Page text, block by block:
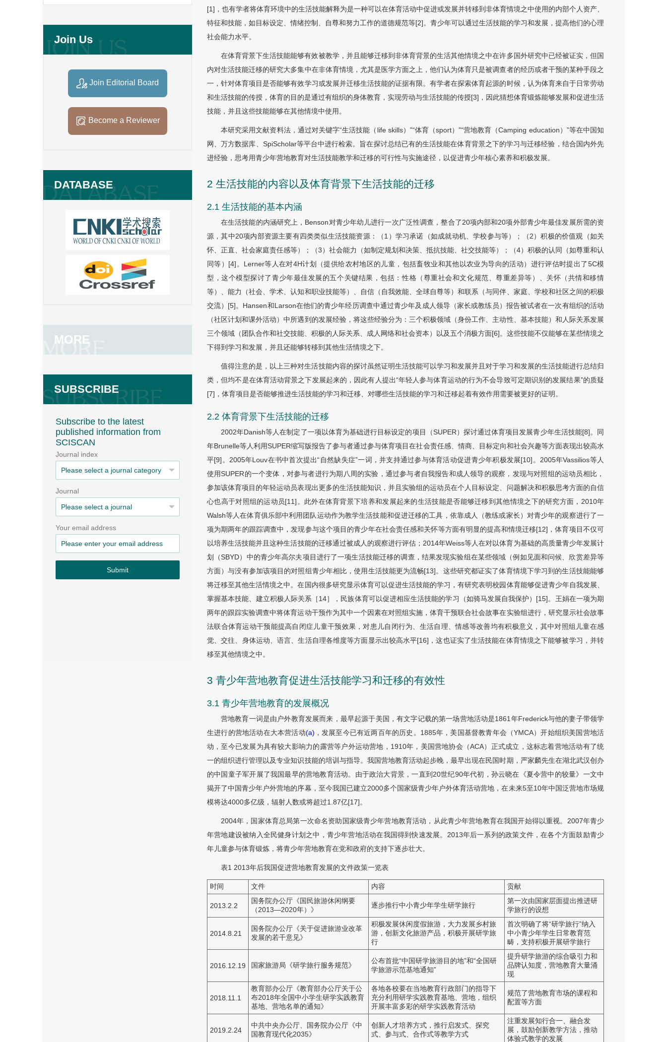
Join Us
Join Editorial Board
Become a Reviewer
DATABASE
MORE
SUBSCRIBE
Subscribe to the latest
published information from
SCISCAN
Journal index
Journal
Your email address
Submit
[1]，也有学者将体育环境中的生活技能解释为是一种可以在体育活动中促进或发展并转移到非体育情境之中使用的内部个人资产、
特征和技能，如目标设定、情绪控制、自尊和努力工作的道德规范等[2]。青少年可以通过生活技能的学习和发展，提高他们的心理
社会能力水平。
在体育背景下生活技能能够有效被教学，并且能够迁移到非体育背景的生活其他情境之中在许多国外研究中已经被证实，但国
内对生活技能迁移的研究大多集中在非体育情境，尤其是医学方面之上，他们认为体育只是被调查者的经历或者干预的某种手段之
一，针对体育项目是否能够有效学习或发展并迁移生活技能的证据有限。有学者在探索体育起源的时候，认为体育来自于日常劳动
和生活技能的传授，体育的目的是通过有组织的身体教育，实现劳动与生活技能的传授[3]，因此猜想体育锻炼能够发展和促进生活
技能，并且这些技能能够在其他情境中使用。
本研究采用文献资料法，通过对关键字“生活技能（life skills）”“体育（sport）”“营地教育（Camping education）”等在中国知
网、万方数据库、SpiScholar等平台中进行检索。旨在探讨总结已有的生活技能在体育背景之下的学习与迁移经验，结合国内外先
进经验，思考用青少年营地教育对生活技能教学和迁移的可行性与实施途径，以促进青少年核心素养和积极发展。
2 生活技能的内容以及体育背景下生活技能的迁移
2.1 生活技能的基本内涵
在生活技能的内涵研究上，Benson对青少年幼儿进行一次广泛性调查，整合了20项内部和20项外部青少年最佳发展所需的资
源，其中20项内部资源主要有四类类似生活技能资源：（1）学习承诺（如成就动机、学校参与等）；（2）积极的价值观（如关
怀、正直、社会家庭责任感等）；（3）社会能力（如制定规划和决策、抵抗技能、社交技能等）；（4）积极的认同（如尊重和认
同等）[4]。Lerner等人在对4H计划（提供给农村地区的儿童，包括畜牧业和其他以农业为导向的活动）进行评估时提出了5C模
型，这个模型探讨了青少年最佳发展的五个关键结果，包括：性格（尊重社会和文化规范、尊重差异等）、关怀（共情和移情
等）、能力（社会、学术、认知和职业技能等）、自信（自我效能、全球自尊等）和联系（与同伴、家庭、学校和社区之间的积极
交流）[5]。Hansen和Larson在他们的青少年经历调查中通过青少年及成人领导（家长或教练员）报告被试者在一次有组织的活动
（社区计划和课外活动）中所遇到的发展经验，将这些经验分为：三个积极领域（身份工作、主动性、基本技能）和人际关系发展
三个领域（团队合作和社交技能、积极的人际关系、成人网络和社会资本）以及五个消极方面[6]。这些技能不仅能够在某些情境之
下得到学习和发展，并且还能够转移到其他生活情境之下。
值得注意的是，以上三种对生活技能内容的探讨虽然证明生活技能可以学习和发展并且对于学习和发展的生活技能进行总结归
类，但均不是在体育活动背景之下发展起来的，因此有人提出“年轻人参与体育运动的行为不会导致可定期识别的发展结果”的质疑
[7]，体育项目是否能够推进生活技能的学习和迁移、对哪些生活技能的学习和迁移起着有效作用需要被更好的证明。
2.2 体育背景下生活技能的迁移
2002年Danish等人在制定了一项以体育为基础进行目标设定的项目（SUPER）探讨通过体育项目发展青少年生活技能[8]。同
年Brunelle等人利用SUPER缩写版报告了参与者通过参与体育项目在社会责任感、情商、目标定向和社会兴趣等方面表现出较高水
平[9]。2005年Louv在书中首次提出“自然缺失症”一词，并支持通过参与体育活动促进青少年积极发展[10]。2005年Vassilios等人
使用SUPER的一个变体，对参与者进行为期八周的实验，通过参与者自我报告和成人领导的观察，发现与对照组的运动员相比，
参加该体育项目的年轻运动员表现出更多的生活技能知识，并且实验组的运动员在个人目标设定、问题解决和积极思考方面的自信
心也高于对照组的运动员[11]。此外在体育背景下培养和发展起来的生活技能是否能够迁移到其他情境之下的研究方面，2010年
Walsh等人在体育俱乐部中利用团队运动作为教学生活技能和促进迁移的工具，依靠成人（教练或家长）对青少年的观察进行了一
项为期两年的跟踪调查中，发现参与这个项目的青少年在社会责任感和关怀等方面有明显的提高和情境迁移[12]，体育项目不仅可
以培养生活技能并且这种生活技能的迁移通过被成人的观察进行评估；2014年Weiss等人在对以体育为基础的高质量青少年发展计
划（SBYD）中的青少年高尔夫项目进行了一项生活技能迁移的调查，结果发现实验组在某些领域（例如见面和问候、欣赏差异等
方面）与没有参加该项目的对照组青少年相比，使用生活技能更为流畅[13]。这些研究都证实了体育情境下学习到的生活技能能够
将迁移至其他生活情境之中。在国内很多研究显示体育可以促进生活技能的学习，有研究表明校园体育能够促进青少年自我发展、
掌握基本技能、建立积极人际关系［14］，民族体育可以促进相应生活技能的学习（如骑马发展自我保护）[15]。王娟在一项为期
两年的跟踪实验调查中将体育运动干预作为其中一个因素在对照组实施，体育干预联合社会故事在实验组进行，研究显示社会故事
法联合体育运动干预能提高自闭症儿童干预效果，对患儿自闭行为、生活自理、情感等改善均有积极意义，其中对照组儿童在感
觉、交往、身体运动、语言、生活自理各维度等方面显示出较高水平[16]，这也证实了生活技能在体育情境之下能够被学习，并转
移至其他情境之中。
3 青少年营地教育促进生活技能学习和迁移的有效性
3.1 青少年营地教育的发展概况
营地教育一词是由户外教育发展而来，最早起源于美国，有文字记载的第一场营地活动是1861年Frederick与他的妻子带领学
生进行的营地活动在大本营活动(a) ，发展至今已有近两百年的历史。1885年，美国基督教青年会（YMCA）开始组织美国营地活
动，至今已发展为具有较大影响力的露营等户外运动营地，1910年，美国营地协会（ACA）正式成立，这标志着营地活动有了统
一的组织进行管理以及专业知识技能的培训与指导。我国营地教育活动起步晚，最早出现在民国时期，严家麟先生在湖北武汉创办
的中国童子军开展了我国最早的营地教育活动。由于政治大背景，一直到20世纪90年代初，孙云晓在《夏令营中的较量》一文中
揭开了中国青少年户外营地的序幕，至今我国已建立2000多个国家级青少年户外体育活动营地，在未来5至10年中国泛营地市场规
模将达4000多亿级，辐射人数或将超过1.87亿[17]。
2004年，国家体育总局第一次命名资助国家级青少年营地教育活动，从此青少年营地教育在我国开始得以重视。2007年青少
年营地建设被纳入全民健身计划之中，青少年营地活动在我国得到快速发展。2013年后一系列的政策文件，在各个方面鼓励青少
年儿童参与体育锻炼，将青少年营地教育在党和政府的支持下逐步壮大。
表1 2013年后我国促进营地教育发展的文件政策一览表
时间 文件 内容 贡献
2013.2.2
国务院办公厅《国民旅游休闲纲要
（2013—2020年）》
逐步推行中小青少年学生研学旅行
第一次由国家层面提出推进研
学旅行的设想
2014.8.21
国务院办公厅《关于促进旅游业改革
发展的若干意见》
积极发展休闲度假旅游，大力发展乡村旅
游，创新文化旅游产品，积极开展研学旅
行
首次明确了将“研学旅行”纳入
中小青少年学生日常教育范
畴，支持积极开展研学旅行
2016.12.19 国家旅游局《研学旅行服务规范》
公布首批“中国研学旅游目的地”和“全国研
学旅游示范基地通知”
提升研学旅游的综合吸引力和
品牌认知度，营地教育大量涌
现
2018.11.1
教育部办公厅《教育部办公厅关于公
布2018年全国中小学生研学实践教育
基地、营地名单的通知》
各地各校要在当地教育行政部门的指导下
充分利用研学实践教育基地、营地，组织
开展丰富多彩的研学实践教育活动
规范了营地教育市场的课程和
配置等方面
2019.2.24
中共中央办公厅、国务院办公厅《中
国教育现代化2035》
创新人才培养方式，推行启发式、探究
式、参与式、合作式等教学方式
注重发展知行合一、融合发
展，鼓励创新教学方法，推动
体验式教学的发展